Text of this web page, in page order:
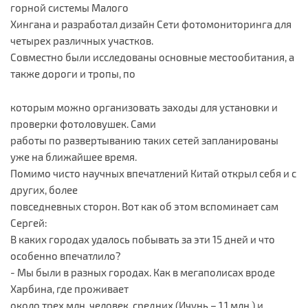
горной системы Малого
Хингана и разработал дизайн Сети фотомониторинга для
четырех различных участков.
Совместно были исследованы основные местообитания, а
также дороги и тропы, по
которым можно организовать заходы для установки и
проверки фотоловушек. Сами
работы по развертыванию таких сетей запланированы
уже на ближайшее время.
Помимо чисто научных впечатлений Китай открыл себя и с
других, более
повседневных сторон. Вот как об этом вспоминает сам
Сергей:
В каких городах удалось побывать за эти 15 дней и что
особенно впечатлило?
- Мы были в разных городах. Как в мегаполисах вроде
Харбина, где проживает
около трех млн. человек, средних (Ичунь – 1,1 млн.) и